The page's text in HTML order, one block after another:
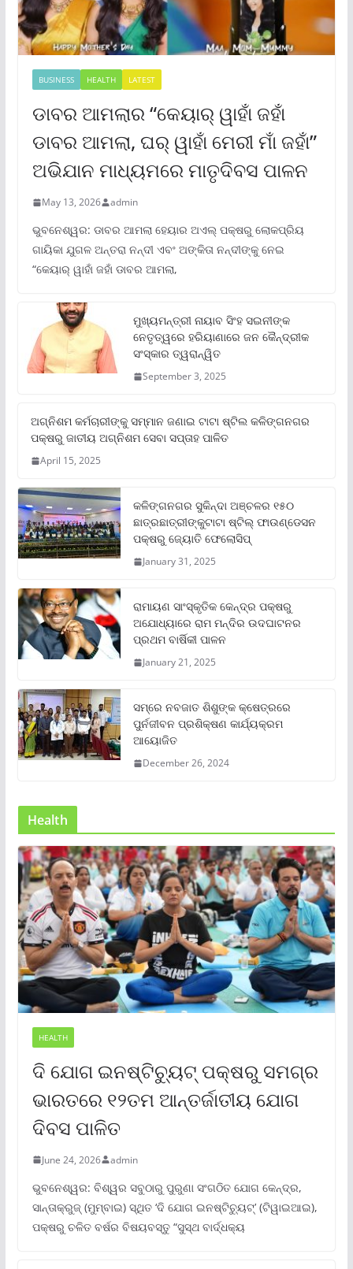
BUSINESS HEALTH LATEST
ଡାବର ଆମଲାର “କେୟାର୍ ୱାହାଁ ଜହାଁ
ଡାବର ଆମଲା, ଘର୍ ୱାହାଁ ମେରୀ ମାଁ ଜହାଁ”
ଅଭିଯାନ ମାଧ୍ୟମରେ ମାତୃଦିବସ ପାଳନ
May 13, 2026 admin
ଭୁବନେଶ୍ୱର: ଡାବର ଆମଲା ହେୟାର ଅଏଲ୍ ପକ୍ଷରୁ ଲୋକପ୍ରିୟ
ଗାୟିକା ଯୁଗଳ ଅନ୍ତରା ନନ୍ଦୀ ଏବଂ ଅଙ୍କିତା ନନ୍ଦୀଙ୍କୁ ନେଇ
“କେୟାର୍ ୱାହାଁ ଜହାଁ ଡାବର ଆମଲା,
ମୁଖ୍ୟମନ୍ତ୍ରୀ ନାୟାବ ସିଂହ ସଇନୀଙ୍କ
ନେତୃତ୍ୱରେ ହରିୟାଣାରେ ଜନ କୈନ୍ଦ୍ରୀକ
ସଂସ୍କାର ତ୍ୱରାନ୍ୱିତ
September 3, 2025
ଅଗ୍ନିଶମ କର୍ମଚାରୀଙ୍କୁ ସମ୍ମାନ ଜଣାଇ ଟାଟା ଷ୍ଟିଲ କଳିଙ୍ଗନଗର
ପକ୍ଷରୁ ଜାତୀୟ ଅଗ୍ନିଶମ ସେବା ସପ୍ତାହ ପାଳିତ
April 15, 2025
କଳିଙ୍ଗନଗର ସୁକିନ୍ଦା ଅଞ୍ଚଳର ୧୫୦
ଛାତ୍ରଛାତ୍ରୀଙ୍କୁଟାଟା ଷ୍ଟିଲ୍ ଫାଉଣ୍ଡେସନ
ପକ୍ଷରୁ ଜ୍ୟୋତି ଫେଲୋସିପ୍‌
January 31, 2025
ରାମାୟଣ ସାଂସ୍କୃତିକ କେନ୍ଦ୍ର ପକ୍ଷରୁ
ଅଯୋଧ୍ୟାରେ ରାମ ମନ୍ଦିର ଉଦଘାଟନର
ପ୍ରଥମ ବାର୍ଷିକୀ ପାଳନ
January 21, 2025
ସମ୍‌ରେ ନବଜାତ ଶିଶୁଙ୍କ କ୍ଷେତ୍ରରେ
ପୁର୍ନଜୀବନ ପ୍ରଶିକ୍ଷଣ କାର୍ଯ୍ୟକ୍ରମ
ଆୟୋଜିତ
December 26, 2024
Health
HEALTH
ଦି ଯୋଗ ଇନଷ୍ଟିଚ୍ୟୁଟ୍ ପକ୍ଷରୁ ସମଗ୍ର
ଭାରତରେ ୧୨ତମ ଆନ୍ତର୍ଜାତୀୟ ଯୋଗ
ଦିବସ ପାଳିତ
June 24, 2026 admin
ଭୁବନେଶ୍ୱର: ବିଶ୍ୱର ସବୁଠାରୁ ପୁରୁଣା ସଂଗଠିତ ଯୋଗ କେନ୍ଦ୍ର,
ସାନ୍ତାକ୍ରୁଜ୍ (ମୁମ୍ବାଇ) ସ୍ଥିତ ‘ଦି ଯୋଗ ଇନଷ୍ଟିଚ୍ୟୁଟ୍‌’ (ଟିୱାଇଆଇ),
ପକ୍ଷରୁ ଚଳିତ ବର୍ଷର ବିଷୟବସ୍ତୁ “ସୁସ୍ଥ ବାର୍ଦ୍ଧକ୍ୟ